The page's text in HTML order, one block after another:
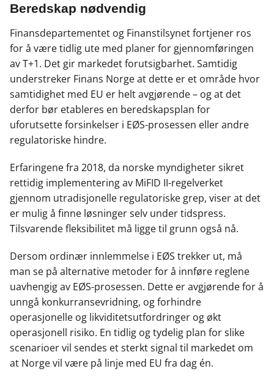
Beredskap nødvendig
Finansdepartementet og Finanstilsynet fortjener ros
for å være tidlig ute med planer for gjennomføringen
av T+1. Det gir markedet forutsigbarhet. Samtidig
understreker Finans Norge at dette er et område hvor
samtidighet med EU er helt avgjørende – og at det
derfor bør etableres en beredskapsplan for
uforutsette forsinkelser i EØS-prosessen eller andre
regulatoriske hindre.
Erfaringene fra 2018, da norske myndigheter sikret
rettidig implementering av MiFID II-regelverket
gjennom utradisjonelle regulatoriske grep, viser at det
er mulig å finne løsninger selv under tidspress.
Tilsvarende fleksibilitet må ligge til grunn også nå.
Dersom ordinær innlemmelse i EØS trekker ut, må
man se på alternative metoder for å innføre reglene
uavhengig av EØS-prosessen. Dette er avgjørende for å
unngå konkurransevridning, og forhindre
operasjonelle og likviditetsutfordringer og økt
operasjonell risiko. En tidlig og tydelig plan for slike
scenarioer vil sendes et sterkt signal til markedet om
at Norge vil være på linje med EU fra dag én.